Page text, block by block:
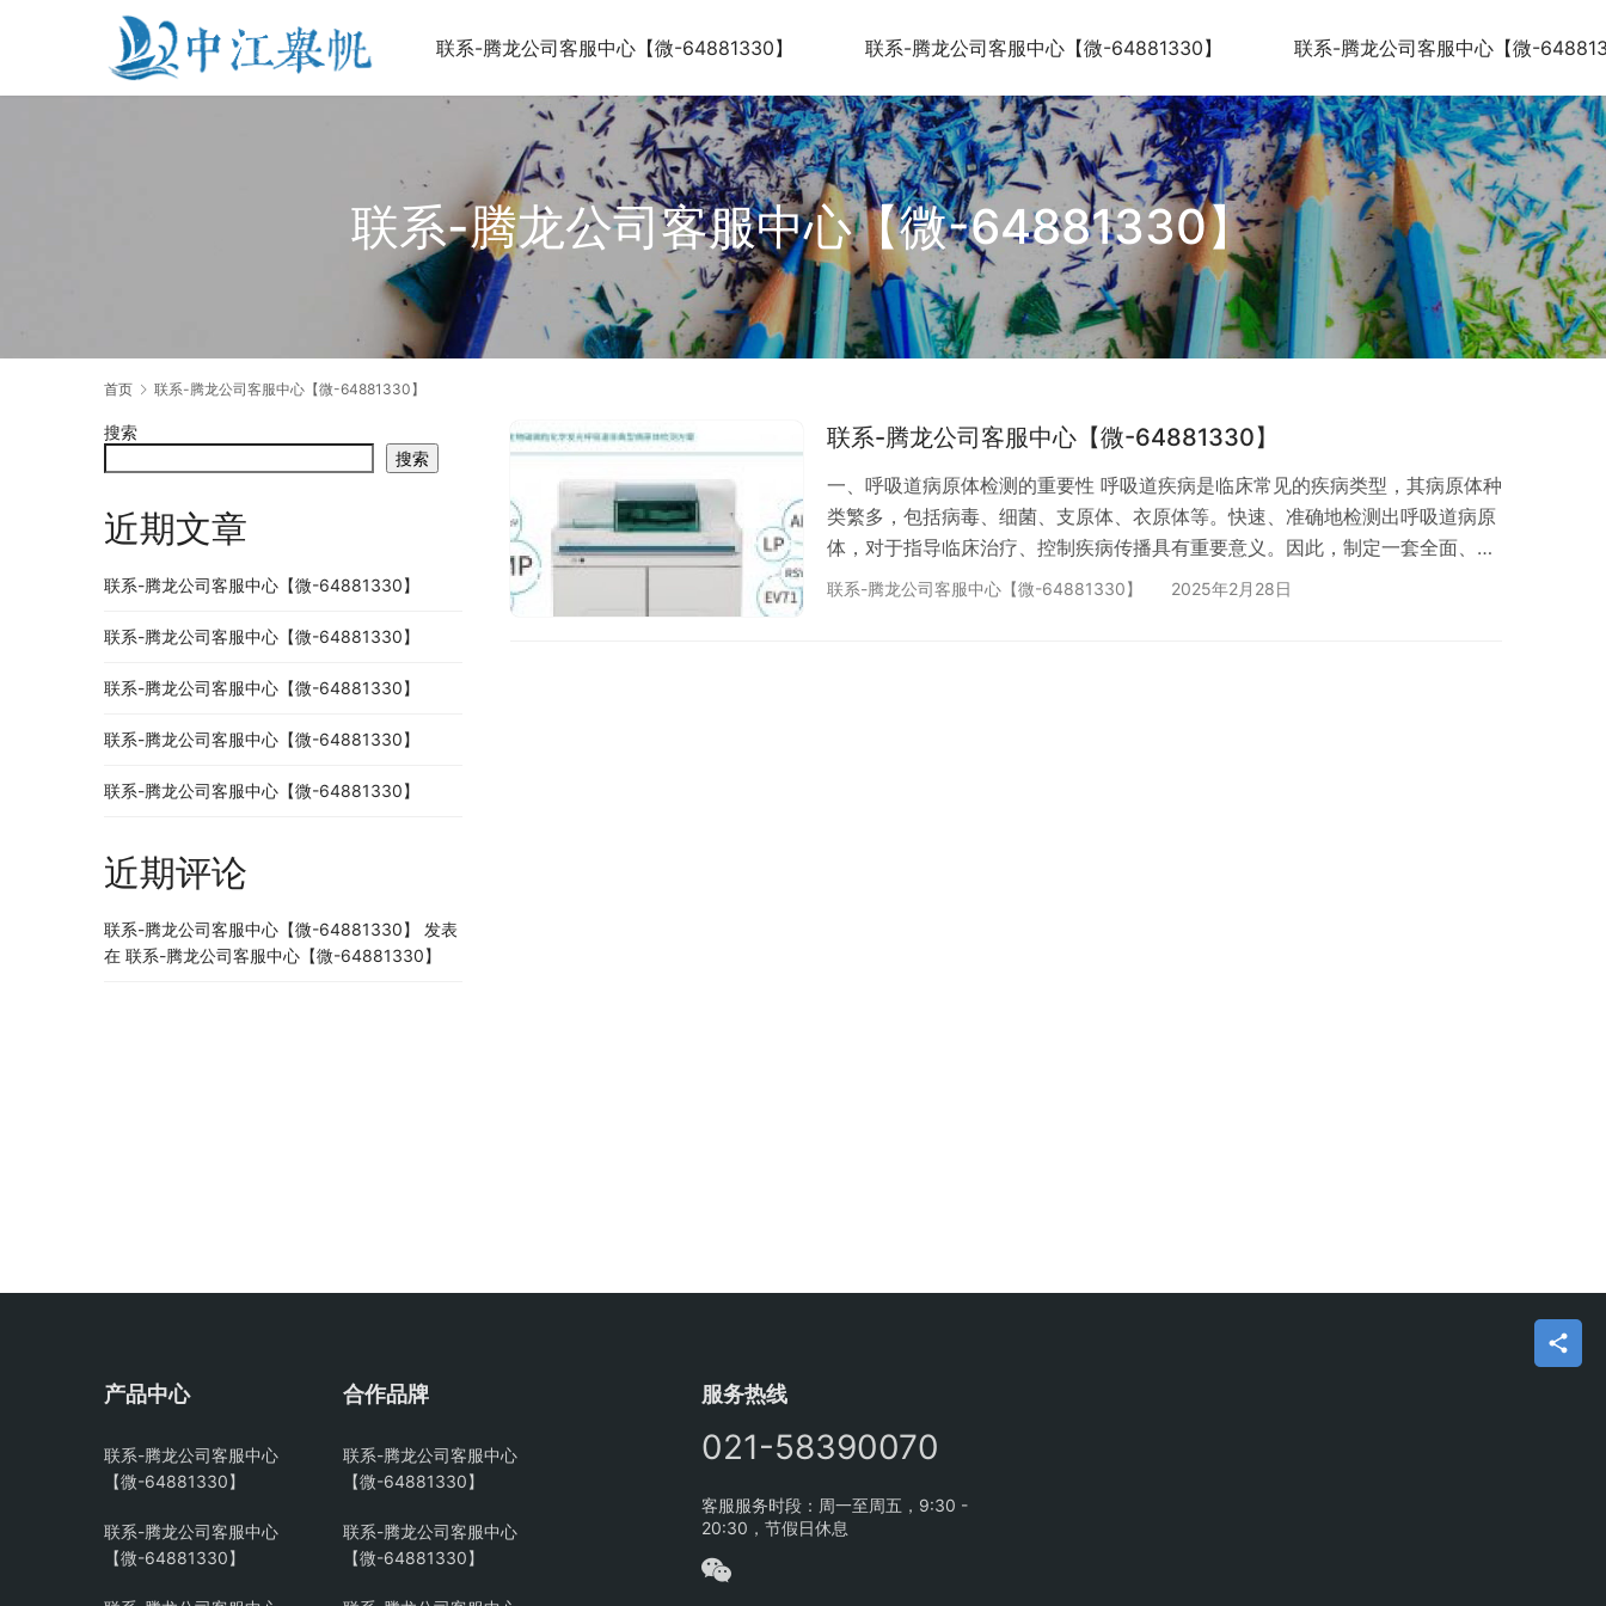
联系-腾龙公司客服中心【微-64881330】 联系-腾龙公司客服中心【微-64881330】 联系-腾龙公司客服中心【微-
联系-腾龙公司客服中心【微-64881330】
首页 联系-腾龙公司客服中心【微-64881330】
联系-腾龙公司客服中心【微-64881330】
一、呼吸道病原体检测的重要性 呼吸道疾病是临床常见的疾病类型，其病原体种
类繁多，包括病毒、细菌、支原体、衣原体等。快速、准确地检测出呼吸道病原
体，对于指导临床治疗、控制疾病传播具有重要意义。因此，制定一套全面、精
准、高效的呼吸道病原体检测方案至关重要。 二、呼吸道病原体检测方案概述
联系-腾龙公司客服中心【微-64881330】 2025年2月28日
搜索
搜索
近期文章
联系-腾龙公司客服中心【微-64881330】
联系-腾龙公司客服中心【微-64881330】
联系-腾龙公司客服中心【微-64881330】
联系-腾龙公司客服中心【微-64881330】
联系-腾龙公司客服中心【微-64881330】
近期评论
联系-腾龙公司客服中心【微-64881330】
发表
在 联系-腾龙公司客服中心【微-64881330】
产品中心
联系-腾龙公司客服中心
【微-64881330】
联系-腾龙公司客服中心
【微-64881330】
合作品牌
联系-腾龙公司客服中心
【微-64881330】
联系-腾龙公司客服中心
【微-64881330】
服务热线
021-58390070
客服服务时段：周一至周五，9:30 -
20:30，节假日休息